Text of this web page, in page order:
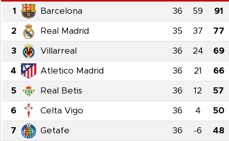
1 Barcelona 36 59 91
2 Real Madrid 35 37 77
3 Villarreal 36 24 69
4 Atletico Madrid 36 21 66
5 Real Betis 36 12 57
6 Celta Vigo 36 4 50
7 Getafe 36 -6 48
Süper Lig Puan Durumu ve Fikstür
Tüm Manşetler
Son Dakika Haberleri
Haber Arşivi